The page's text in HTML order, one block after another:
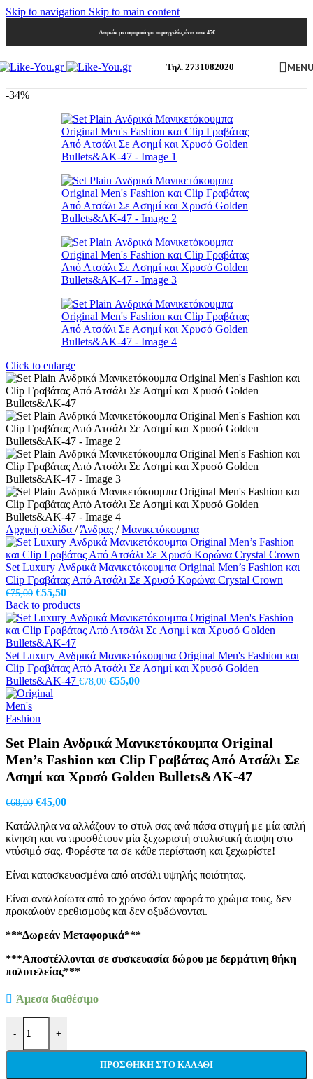
Skip to navigation Skip to main content
Δωρεάν μεταφορικά για παραγγελίες άνω των 45€
Τηλ. 2731082020
-34%
Click to enlarge
Αρχική σελίδα / Άνδρας / Μανικετόκουμπα
Set Luxury Ανδρικά Μανικετόκουμπα Original Men’s Fashion και
Clip Γραβάτας Από Ατσάλι Σε Χρυσό Κορώνα Crystal Crown
€75,00 Original
price
was:
€75,00.
€55,50Η
τρέχουσα
τιμή
είναι:
€55,50.
Back to products
Set Luxury Ανδρικά Μανικετόκουμπα Original Men's Fashion και
Clip Γραβάτας Από Ατσάλι Σε Ασημί και Χρυσό Golden
Bullets&AK-47 €78,00 Original
€55,00Η
Set Plain Ανδρικά Μανικετόκουμπα Original
Men’s Fashion και Clip Γραβάτας Από Ατσάλι Σε
Ασημί και Χρυσό Golden Bullets&AK-47
€68,00 Original
was:
€68,00.
€45,00Η
τιμή
είναι:
€45,00.
Κατάλληλα να αλλάζουν το στυλ σας ανά πάσα στιγμή με μία απλή
κίνηση και να προσθέτουν μία ξεχωριστή στυλιστική άποψη στο
ντύσιμό σας. Φορέστε τα σε κάθε περίσταση και ξεχωρίστε!
Είναι κατασκευασμένα από ατσάλι υψηλής ποιότητας.
Είναι αναλλοίωτα από το χρόνο όσον αφορά το χρώμα τους, δεν
προκαλούν ερεθισμούς και δεν οξυδώνονται.
***Δωρεάν Μεταφορικά***
***Αποστέλλονται σε συσκευασία δώρου με δερμάτινη θήκη
πολυτελείας***
Άμεσα διαθέσιμο
-
Set Plain Ανδρικά Μανικετόκουμπα Original Men's Fashion και
+
ΠΡΟΣΘΉΚΗ ΣΤΟ ΚΑΛΆΘΙ